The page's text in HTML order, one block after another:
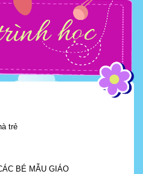
trẻ
BÉ MẪU GIÁO